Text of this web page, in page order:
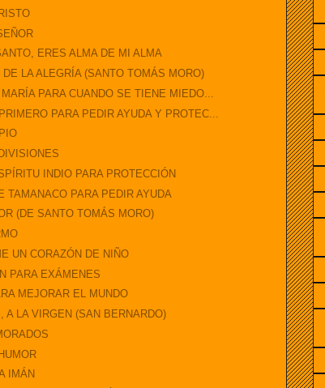
ERES ALMA DE MI ALMA
LA ALEGRÍA (SANTO TOMÁS MORO)
PARA CUANDO SE TIENE MIEDO...
PARA PEDIR AYUDA Y PROTEC...
INDIO PARA PROTECCIÓN
TAMANACO PARA PEDIR AYUDA
(DE SANTO TOMÁS MORO)
UN CORAZÓN DE NIÑO
PARA EXÁMENES
MEJORAR EL MUNDO
A LA VIRGEN (SAN BERNARDO)
IMÁN